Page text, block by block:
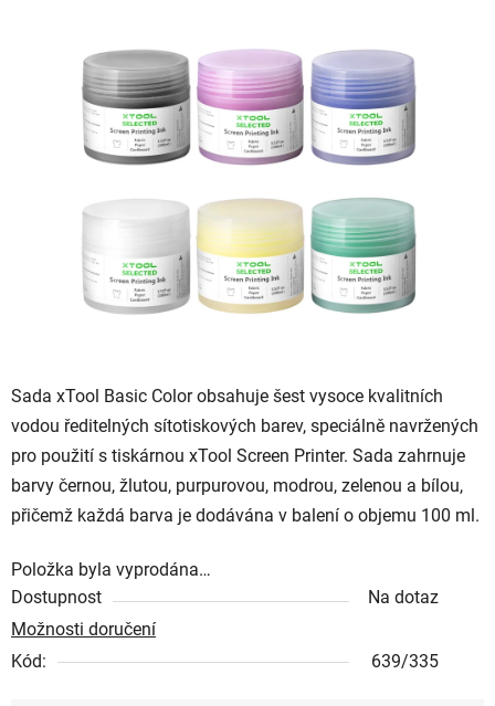
Sada xTool Basic Color obsahuje šest vysoce kvalitních
vodou ředitelných sítotiskových barev, speciálně navržených
pro použití s tiskárnou xTool Screen Printer. Sada zahrnuje
barvy černou, žlutou, purpurovou, modrou, zelenou a bílou,
přičemž každá barva je dodávána v balení o objemu 100 ml.
Položka byla vyprodána…
Dostupnost
Na dotaz
Možnosti doručení
Kód:
639/335
hvězdiček.